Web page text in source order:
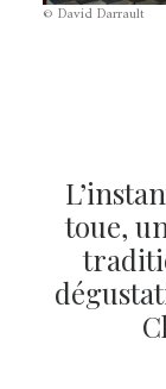
© David Darrault
toue,